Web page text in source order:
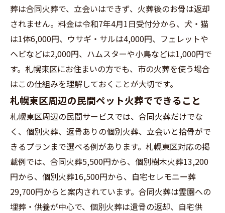
葬は合同火葬で、立会いはできず、火葬後のお骨は返却
されません。料金は令和7年4月1日受付分から、犬・猫
は1体6,000円、ウサギ・サルは4,000円、フェレットや
ヘビなどは2,000円、ハムスターや小鳥などは1,000円で
す。札幌東区にお住まいの方でも、市の火葬を使う場合
はこの仕組みを理解しておくことが大切です。
札幌東区周辺の民間ペット火葬でできること
札幌東区周辺の民間サービスでは、合同火葬だけでな
く、個別火葬、返骨ありの個別火葬、立会いと拾骨がで
きるプランまで選べる例があります。札幌東区対応の掲
載例では、合同火葬5,500円から、個別樹木火葬13,200
円から、個別火葬16,500円から、自宅セレモニー葬
29,700円からと案内されています。合同火葬は霊園への
埋葬・供養が中心で、個別火葬は遺骨の返却、自宅供